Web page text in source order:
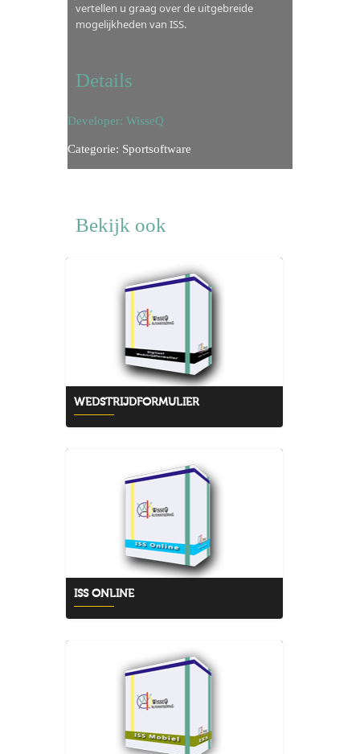
vertellen u graag over de uitgebreide
mogelijkheden van ISS.
Details
Developer: WisseQ
Categorie: Sportsoftware
Bekijk ook
WEDSTRIJDFORMULIER
ISS ONLINE